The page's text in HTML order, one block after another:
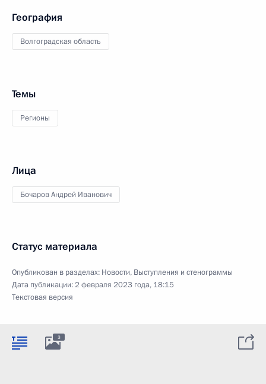
География
Волгоградская область
Темы
Регионы
Лица
Бочаров Андрей Иванович
Статус материала
Опубликован в разделах: Новости, Выступления и стенограммы
Дата публикации:2 февраля 2023 года, 18:15
Текстовая версия
3